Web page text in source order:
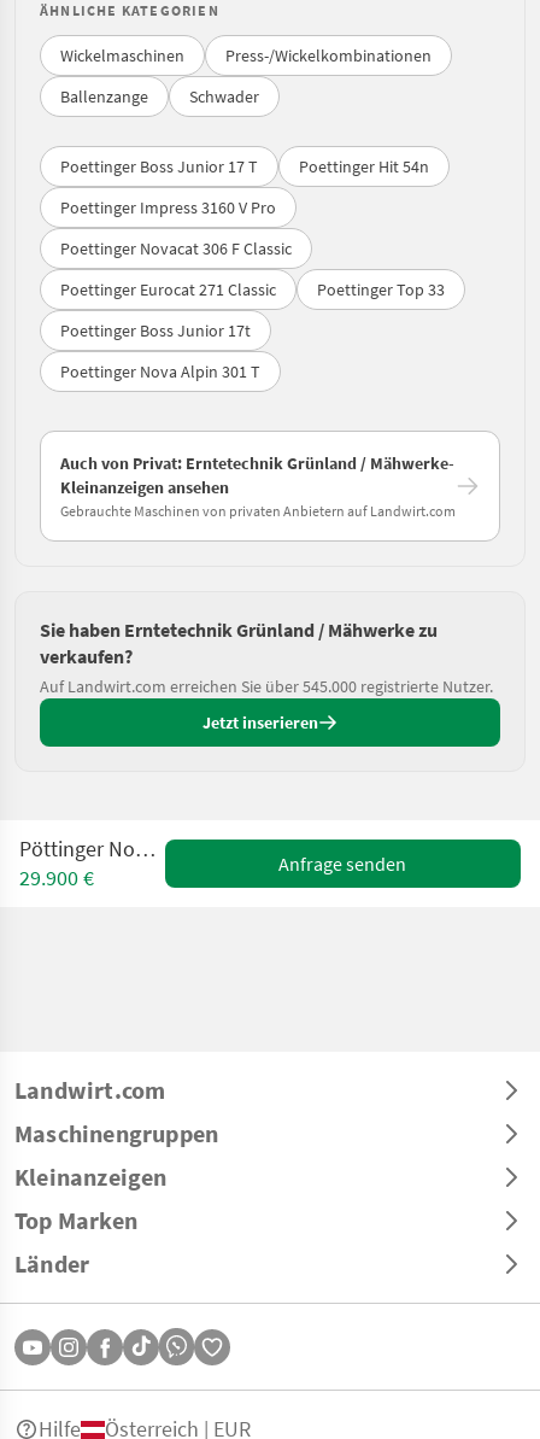
ÄHNLICHE KATEGORIEN
Wickelmaschinen
Press-/Wickelkombinationen
Ballenzange
Schwader
Poettinger Boss Junior 17 T
Poettinger Hit 54n
Poettinger Impress 3160 V Pro
Poettinger Novacat 306 F Classic
Poettinger Eurocat 271 Classic
Poettinger Top 33
Poettinger Boss Junior 17t
Poettinger Nova Alpin 301 T
Auch von Privat: Erntetechnik Grünland / Mähwerke-
Kleinanzeigen ansehen
Gebrauchte Maschinen von privaten Anbietern auf Landwirt.com
Sie haben Erntetechnik Grünland / Mähwerke zu
verkaufen?
Auf Landwirt.com erreichen Sie über 545.000 registrierte Nutzer.
Jetzt inserieren
Pöttinger Novadisc 902
29.900 €
Anfrage senden
Landwirt.com
Maschinengruppen
Kleinanzeigen
Top Marken
Länder
Hilfe Österreich | EUR